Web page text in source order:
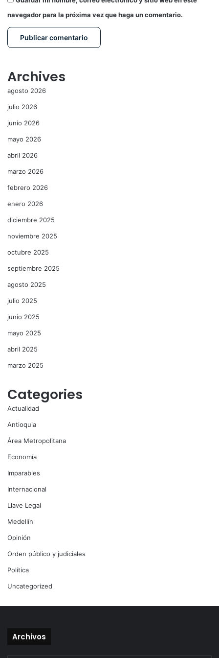
navegador para la próxima vez que haga un comentario.
Archives
agosto 2026
julio 2026
junio 2026
mayo 2026
abril 2026
marzo 2026
febrero 2026
enero 2026
diciembre 2025
noviembre 2025
octubre 2025
septiembre 2025
agosto 2025
julio 2025
junio 2025
mayo 2025
abril 2025
marzo 2025
Categories
Actualidad
Antioquia
Área Metropolitana
Economía
Imparables
Internacional
Llave Legal
Medellín
Opinión
Orden público y judiciales
Política
Uncategorized
Archivos